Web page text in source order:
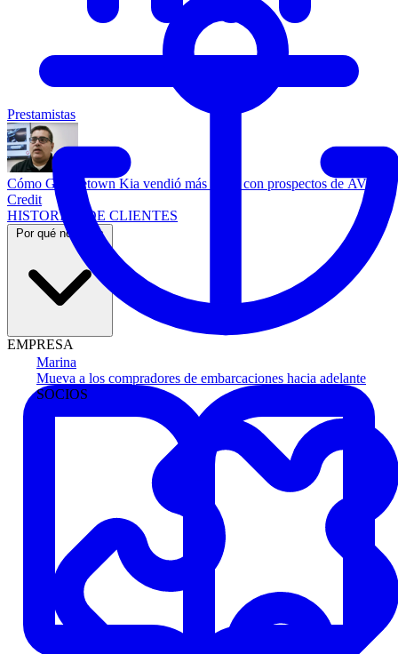
Marina
Mueva a los compradores de embarcaciones hacia adelante
SOCIOS
Prestamistas
Cómo Georgetown Kia vendió más autos con prospectos de AVA
Credit
HISTORIAS DE CLIENTES
Por qué nosotros
EMPRESA